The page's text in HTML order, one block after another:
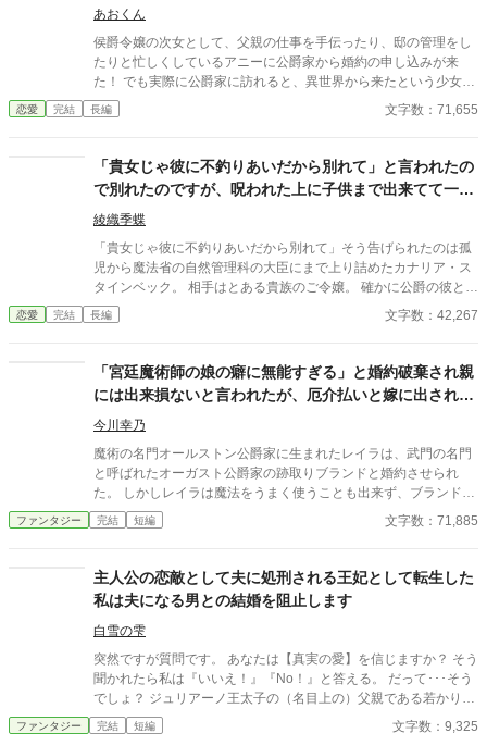
あおくん
侯爵令嬢の次女として、父親の仕事を手伝ったり、邸の管理をし
たりと忙しくしているアニーに公爵家から婚約の申し込みが来
た！ でも実際に公爵家に訪れると、異世界から来たという少女が
婚約者の隣に立っていて…。
恋愛 完結 長編 文字数：71,655
「貴女じゃ彼に不釣りあいだから別れて」と言われたの
で別れたのですが、呪われた上に子供まで出来てて一大
事です！？
綾織季蝶
「貴女じゃ彼に不釣りあいだから別れて」そう告げられたのは孤
児から魔法省の自然管理科の大臣にまで上り詰めたカナリア・ス
タインベック。 相手はとある貴族のご令嬢。 確かに公爵の彼とは
釣り合うだろう、そう諦めきった心で承諾してしまう。 別れる際
に大臣も辞め、実家の誰も寄り付かない禁断の森に身を潜めた
て…！？
恋愛 完結 長編 文字数：42,267
「宮廷魔術師の娘の癖に無能すぎる」と婚約破棄され親
には出来損ないと言われたが、厄介払いと嫁に出された
家はいいところだった
今川幸乃
魔術の名門オールストン公爵家に生まれたレイラは、武門の名門
と呼ばれたオーガスト公爵家の跡取りブランドと婚約させられ
た。 しかしレイラは魔法をうまく使うことも出来ず、ブランドに
一方的に婚約破棄されてしまう。 それを聞いた宮廷魔術師の父は
ブランドではなくレイラに「出来損ないめ」と激怒し、まるで厄
しまう。夫のロルスは魔術には何の興味もなく、最初は仲も微妙
だった。 一方ブランドはベラという魔法がうまい令嬢と婚約し、
やはり婚約破棄して良かったと思うのだった。 しかしレイラが魔
法を全然使えないのはオールストン家で毎日飲まされていた魔力
増加薬が体質に合わず、魔力が暴走してしまうせいだった。 加え
て毎日毎晩ずっと勉強や訓練をさせられて常に体調が悪かったこ
とも原因だった。 レイノルズ家でのんびり過ごしていたレイラは
やがて自分の真の力に気づいていく。
ファンタジー 完結 短編 文字数：71,885
主人公の恋敵として夫に処刑される王妃として転生した
私は夫になる男との結婚を阻止します
白雪の雫
突然ですが質問です。 あなたは【真実の愛】を信じますか？ そう
聞かれたら私は『いいえ！』『No！』と答える。 だって･･･そう
でしょ？ ジュリアーノ王太子の（名目上の）父親である若かりし
頃の陛下曰く「私と彼女は真実の愛で結ばれている」という何が
何だか訳の分からない理屈で、婚約者だった大臣の姫ではなく平
ファンタジー 完結 短編 文字数：9,325